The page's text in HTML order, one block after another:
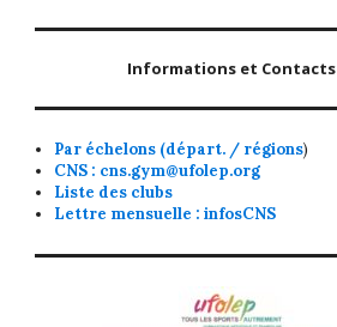
Informations et Contacts
Par échelons (départ. / régions)
CNS : cns.gym@ufolep.org
Liste des clubs
Lettre mensuelle : infosCNS